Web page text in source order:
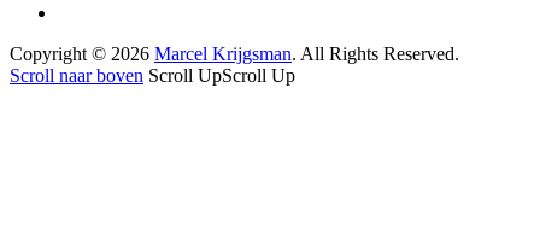
Copyright © 2026 Marcel Krijgsman. All Rights Reserved.
Scroll naar boven Scroll UpScroll Up